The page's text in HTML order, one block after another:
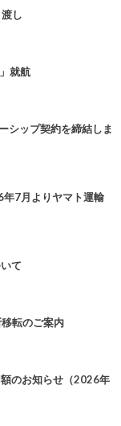
し
就航
シップ契約を締結しま
年7月よりヤマト運輸
て
転のご案内
のお知らせ（2026年